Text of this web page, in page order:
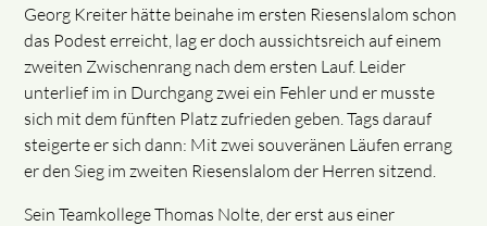
Georg Kreiter hätte beinahe im ersten Riesenslalom schon
das Podest erreicht, lag er doch aussichtsreich auf einem
zweiten Zwischenrang nach dem ersten Lauf. Leider
unterlief im in Durchgang zwei ein Fehler und er musste
sich mit dem fünften Platz zufrieden geben. Tags darauf
steigerte er sich dann: Mit zwei souveränen Läufen errang
er den Sieg im zweiten Riesenslalom der Herren sitzend.
Sein Teamkollege Thomas Nolte, der erst aus einer